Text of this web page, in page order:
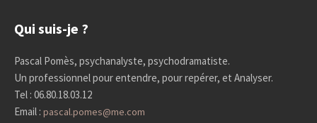
Qui suis-je ?
Pascal Pomès, psychanalyste, psychodramatiste.
Un professionnel pour entendre, pour repérer, et Analyser.
Tel : 06.80.18.03.12
Email :pascal.pomes@me.com